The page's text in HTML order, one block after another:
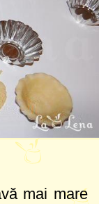
mai mare